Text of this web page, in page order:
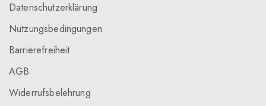
Datenschutzerklärung
Nutzungsbedingungen
Barrierefreiheit
AGB
Widerrufsbelehrung